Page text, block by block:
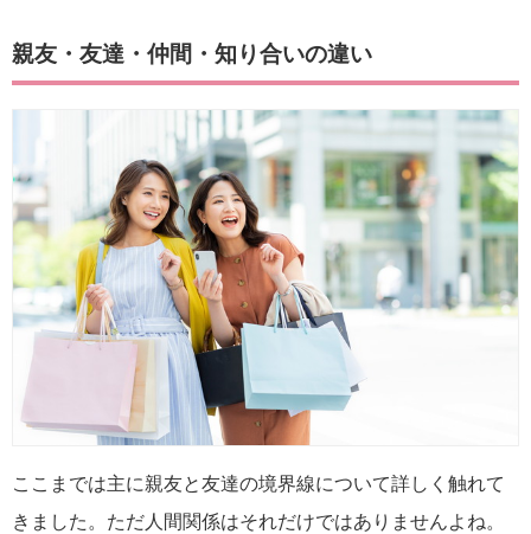
親友・友達・仲間・知り合いの違い
ここまでは主に親友と友達の境界線について詳しく触れて
きました。ただ人間関係はそれだけではありませんよね。